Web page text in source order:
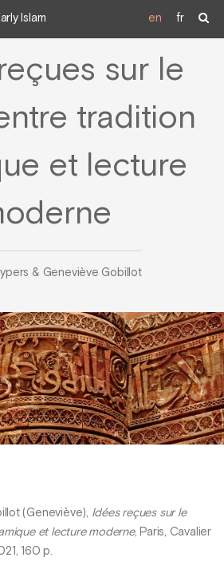
Islam en fr
sur le
tradition
et lecture
& Geneviève Gobillot
(Geneviève), Idées reçues sur le
et lecture moderne, Paris, Cavalier
160 p.